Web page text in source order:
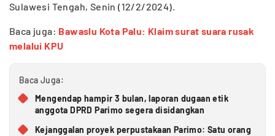
Sulawesi Tengah, Senin (12/2/2024).
Baca juga: Bawaslu Kota Palu: Klaim surat suara rusak
melalui KPU
Baca Juga:
Mengendap hampir 3 bulan, laporan dugaan etik
anggota DPRD Parimo segera disidangkan
Kejanggalan proyek perpustakaan Parimo: Satu orang